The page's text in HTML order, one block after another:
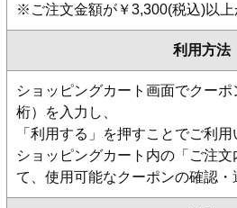
※ご注文金額が￥3,300(税込)以上
利用方法
ショッピングカート画面でクー
桁）を入力し、
「利用する」を押すことでご利用
ショッピングカート内の「ご注
て、使用可能なクーポンの確認・